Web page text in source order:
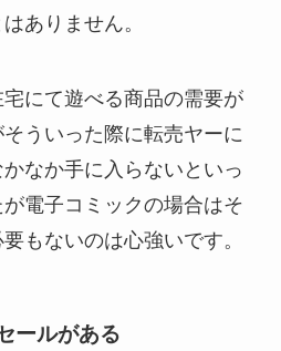
ありません。
にて遊べる商品の需要が
ういった際に転売ヤーに
なか手に入らないといっ
電子コミックの場合はそ
もないのは心強いです。
ールがある